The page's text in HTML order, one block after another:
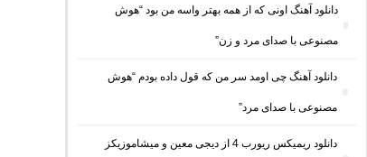
دانلود آهنگ اونی که از همه بهتر واسه من بود “هوش
مصنوعی با صدای مرد و زن”
دانلود آهنگ چی اومد سر من که قول داده بودم “هوش
مصنوعی با صدای مرد”
دانلود ریمیکس ریورب 4 از دیجی معین و میشاموزیکز